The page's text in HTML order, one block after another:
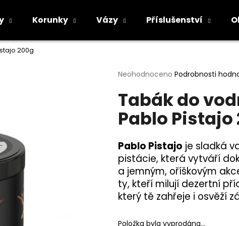
Korunky Vázy Příslušenství
200g
Průměrné
produktu
0,0
hvězdiček.
Neohodnoceno Podrobnosti
Tabák do
Pablo Pistajo
Pablo Pistajo je sladká
pistácie, která vytváří
a jemným, oříškovým
ty, kteří milují dezertní
který tě zahřeje i osvěží
Položka byla vyprodána…
Co potřebujete najít?
HLEDAT